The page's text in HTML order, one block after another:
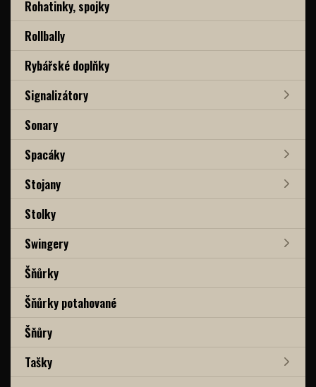
Rohatinky, spojky
Rollbally
Rybářské doplňky
Signalizátory
Sonary
Spacáky
Stojany
Stolky
Swingery
Šňůrky
Šňůrky potahované
Šňůry
Tašky